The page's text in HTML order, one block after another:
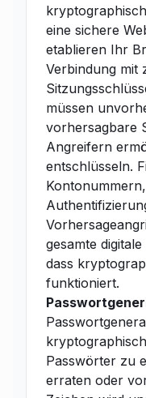
eine sichere
etablieren Ihr
Verbindung mit
müssen
vorhersagbare
Angreifern
entschlüsseln.
gesamte
dass
funktioniert.
Passwörter zu
erraten oder